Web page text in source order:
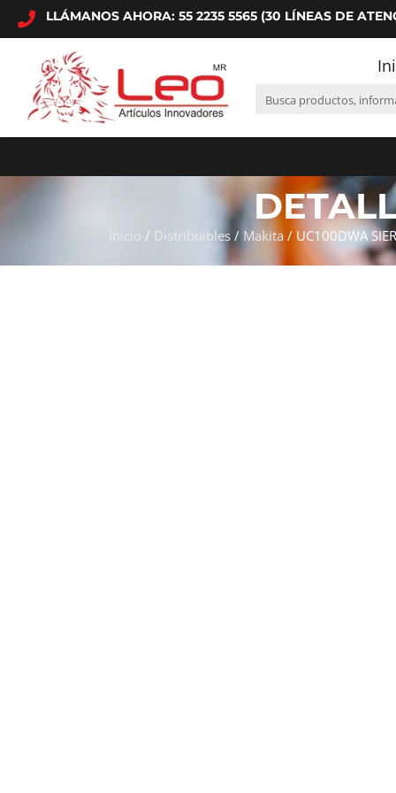
LLÁMANOS AHORA: 55 2235 5565 (30 LÍNEAS DE
Inicio / Distribuibles / Makita / UC100DWA